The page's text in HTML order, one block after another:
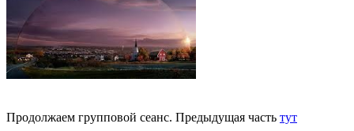
Продолжаем групповой сеанс. Предыдущая часть тут